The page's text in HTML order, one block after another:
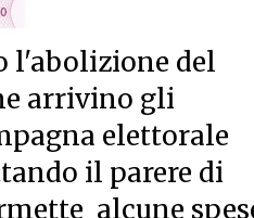
l'abolizione del
arrivino gli
elettorale
il parere di
alcune